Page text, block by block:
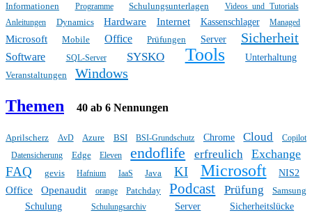
Informationen Programme Schulungsunterlagen
Videos und Tutorials
Anleitungen
Dynamics Hardware Internet Kassenschlager Managed
Microsoft Mobile Office Prüfungen Server Sicherheit
Software SQL-Server SYSKO Tools
Unterhaltung
Veranstaltungen
Windows
Themen 40 ab 6 Nennungen
Aprilscherz AvD Azure BSI BSI-Grundschutz Chrome Cloud
Copilot
Datensicherung
Edge Eleven endoflife erfreulich Exchange
FAQ gevis Hafnium IaaS Java KI Microsoft NIS2
Office Openaudit orange Patchday Podcast Prüfung
Samsung
Schulung
Schulungsarchiv Server Sicherheitslücke